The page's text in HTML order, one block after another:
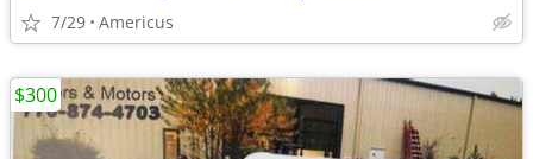
7/29 Americus
$300